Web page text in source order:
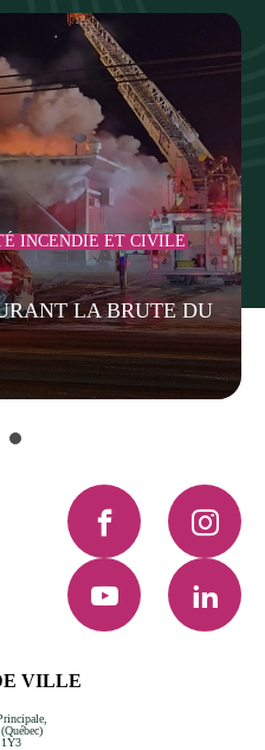
INCENDIE ET CIVILE
LA BRUTE DU
VILLE
Facebook
YouTube